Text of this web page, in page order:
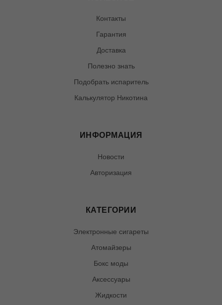
Контакты
Гарантия
Доставка
Полезно знать
Подобрать испаритель
Калькулятор Никотина
ИНФОРМАЦИЯ
Новости
Авторизация
КАТЕГОРИИ
Электронные сигареты
Атомайзеры
Бокс моды
Аксессуары
Жидкости